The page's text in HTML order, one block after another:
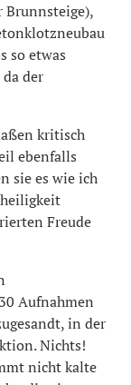
Brunnsteige),
so etwas
der
kritisch
ebenfalls
sie es wie ich
Freude
Aufnahmen
in der
Nichts!
nicht kalte